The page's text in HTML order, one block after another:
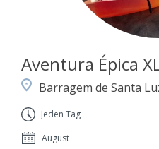
Aventura Épica
Barragem de Santa
Jeden Tag
August